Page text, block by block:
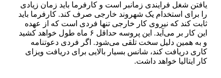
یافتن شغل فرایندی زمانبر است و کارفرما باید زمان زیادی
را برای استخدام یک شهروند خارجی صرف کند. کارفرما باید
ثابت کند که نیروی کار خارجی تنها فردی است که از عهده
این کار بر می‌آید. این پروسه حداقل ۶ ماه طول خواهد کشید
و به همین دلیل سخت تلقی می‌شود. اگر فردی دعوتنامه
کاری دریافت کند، شانس بسیار بالایی برای دریافت ویزای
کار ایتالیا خواهد داشت.